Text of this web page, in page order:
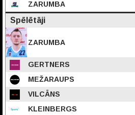
ZARUMBA
Spēlētāji
ZARUMBA
GERTNERS
MEŽARAUPS
VILCĀNS
KLEINBERGS